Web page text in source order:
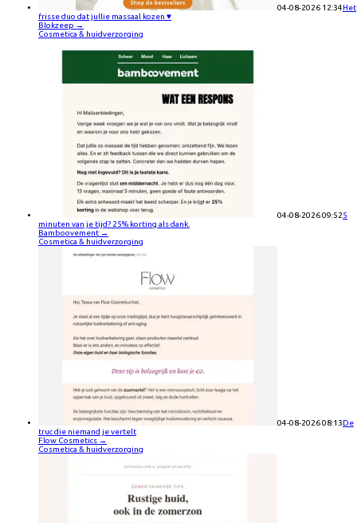
04-08-2026 12:34Het
frisse duo dat jullie massaal kozen ♥️
Blokzeep →
Cosmetica & huidverzorging
04-08-2026 09:525
minuten van je tijd? 25% korting als dank.
Bamboovement →
Cosmetica & huidverzorging
04-08-2026 08:13De
truc die niemand je vertelt
Flow Cosmetics →
Cosmetica & huidverzorging